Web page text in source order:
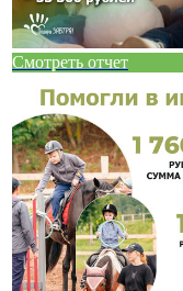
Смотреть отчет